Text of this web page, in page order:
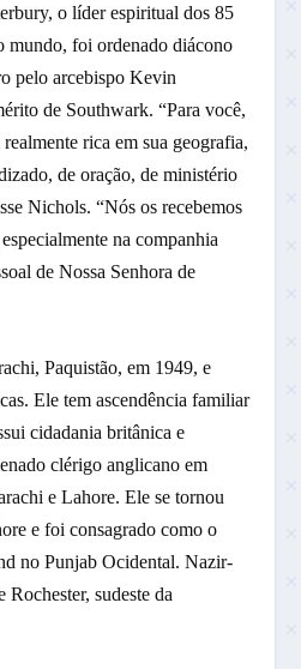
o líder espiritual dos 85
mundo, foi ordenado diácono
pelo arcebispo Kevin
de Southwark. “Para você,
rica em sua geografia,
de oração, de ministério
Nichols. “Nós os recebemos
na companhia
de Nossa Senhora de
Paquistão, em 1949, e
Ele tem ascendência familiar
cidadania britânica e
clérigo anglicano em
e Lahore. Ele se tornou
e foi consagrado como o
no Punjab Ocidental. Nazir-
sudeste da